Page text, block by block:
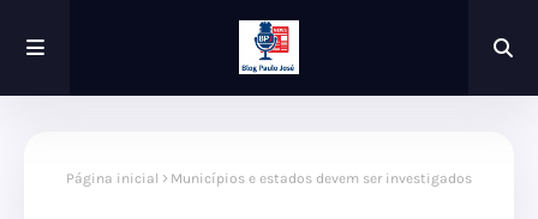
Página inicial Municípios e estados devem ser investigados